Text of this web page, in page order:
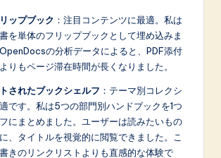
ップブック ：注目コンテンツに最適。私は
を単体のフリップブックとして埋め込みま
の分析データによると、PDF添付
りもページ滞在時間が長くなりました。
されたブックシェルフ ：テーマ別コレクシ
です。私は5つの部門別ハンドブックを1つ
にまとめました。ユーザーは読みたいもの
、タイトルを視覚的に閲覧できました。こ
きのリンクリストよりも直感的な体験で